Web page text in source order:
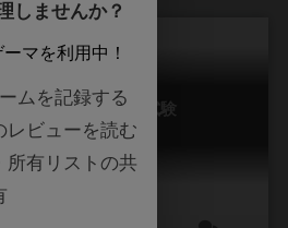
王立魔導学校卒業試験
Diploma
しませんか？
マを利用中！
ムを記録する
レビューを読む
所有リストの共